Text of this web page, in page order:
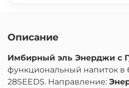
Описание
Имбирный эль Энерджи с
функциональный напиток в
28SEEDS. Направление: